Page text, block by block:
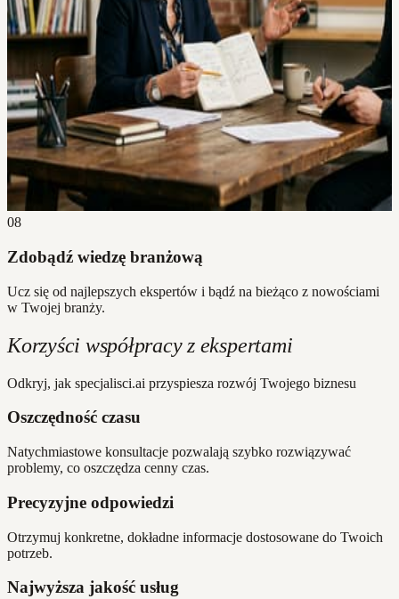
08
Zdobądź wiedzę branżową
Ucz się od najlepszych ekspertów i bądź na bieżąco z nowościami
w Twojej branży.
Korzyści współpracy z ekspertami
Odkryj, jak specjalisci.ai przyspiesza rozwój Twojego biznesu
Oszczędność czasu
Natychmiastowe konsultacje pozwalają szybko rozwiązywać
problemy, co oszczędza cenny czas.
Precyzyjne odpowiedzi
Otrzymuj konkretne, dokładne informacje dostosowane do Twoich
potrzeb.
Najwyższa jakość usług